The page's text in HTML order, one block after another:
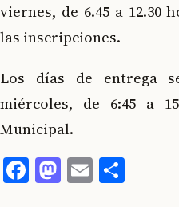
viernes, de 6.45 a 12.30
las inscripciones.
Los días de entrega
miércoles, de 6:45 a
Municipal.
Facebook
Mastodon
Email